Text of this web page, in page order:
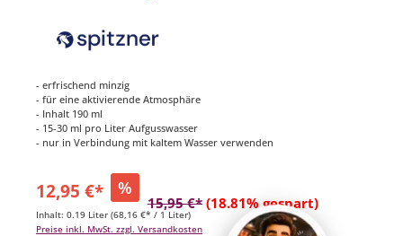
- erfrischend minzig
- für eine aktivierende Atmosphäre
- Inhalt 190 ml
- 15-30 ml pro Liter Aufgusswasser
- nur in Verbindung mit kaltem Wasser verwenden
12,95 €* %
15,95 €* (18.81% gespart)
Inhalt: 0.19 Liter (68,16 €* / 1 Liter)
Preise inkl. MwSt. zzgl. Versandkosten